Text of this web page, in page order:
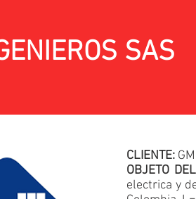
SAS
CLIENTE:
OBJETO
electrica y